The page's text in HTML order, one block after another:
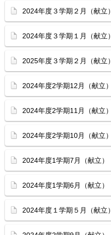
2024年度３学期２月（献立）
2024年度３学期１月（献立）
2025年度３学期２月（献立）
2024年度2学期12月（献立）
2024年度2学期11月（献立）
2024年度2学期10月（献立）
2024年度1学期7月（献立）
2024年度1学期6月（献立）
2024年度１学期５月（献立）